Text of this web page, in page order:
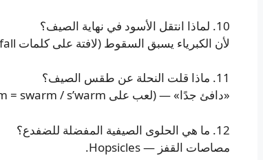
10. لماذا انتقل الأسود في نهاية الصيف؟
لأن الكبرياء يسبق السقوط (لافتة على كلمات pride / fall).
11. ماذا قلت النحلة عن طقس الصيف؟
«دافئ جدًا» — (لعب على swarm = swarm / s’warm).
12. ما هي الحلوى الصيفية المفضلة للضفدع؟
مصاصات القفز — Hopsicles.